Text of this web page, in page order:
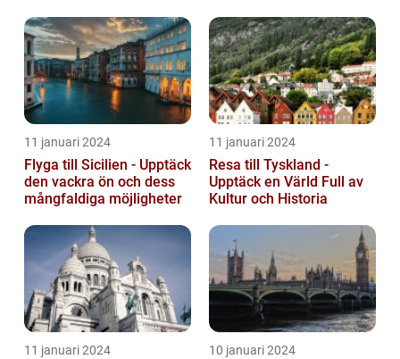
11 januari 2024
Flyga till Sicilien - Upptäck
den vackra ön och dess
mångfaldiga möjligheter
11 januari 2024
Resa till Tyskland -
Upptäck en Värld Full av
Kultur och Historia
11 januari 2024 10 januari 2024